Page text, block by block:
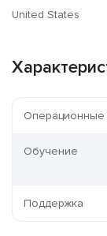
United States
Операционные
Обучение
Поддержка